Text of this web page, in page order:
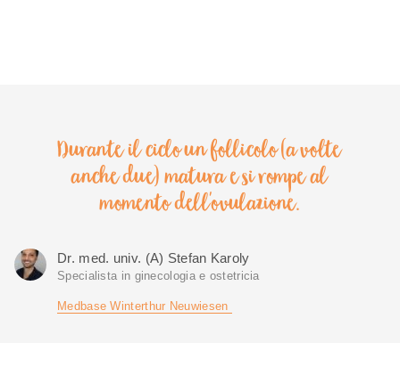
Durante il ciclo un follicolo (a volte
anche due) matura e si rompe al
momento dell'ovulazione.
Dr. med. univ. (A) Stefan Karoly
Specialista in ginecologia e ostetricia
Medbase Winterthur Neuwiesen